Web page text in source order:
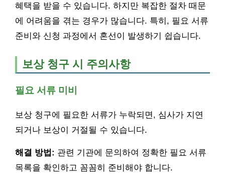
혜택을 받을 수 있습니다. 하지만 복잡한 절차 때문
에 어려움을 겪는 경우가 많습니다. 특히, 필요 서류
준비와 신청 과정에서 혼선이 발생하기 쉽습니다.
보상 청구 시 주의사항
필요 서류 미비
보상 청구에 필요한 서류가 누락되면, 심사가 지연
되거나 보상이 거절될 수 있습니다.
해결 방법: 관련 기관에 문의하여 정확한 필요 서류
목록을 확인하고 꼼꼼히 준비해야 합니다.